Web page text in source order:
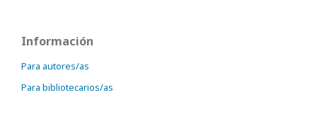
Información
Para autores/as
Para bibliotecarios/as